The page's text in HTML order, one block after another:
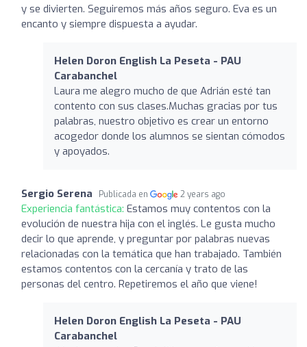
y se divierten. Seguiremos más años seguro. Eva es un
encanto y siempre dispuesta a ayudar.
Helen Doron English La Peseta - PAU
Carabanchel
Laura me alegro mucho de que Adrián esté tan
contento con sus clases.Muchas gracias por tus
palabras, nuestro objetivo es crear un entorno
acogedor donde los alumnos se sientan cómodos
y apoyados.
Sergio Serena Publicada en 2 years ago
Experiencia fantástica: Estamos muy contentos con la
evolución de nuestra hija con el inglés. Le gusta mucho
decir lo que aprende, y preguntar por palabras nuevas
relacionadas con la temática que han trabajado. También
estamos contentos con la cercanía y trato de las
personas del centro. Repetiremos el año que viene!
Helen Doron English La Peseta - PAU
Carabanchel